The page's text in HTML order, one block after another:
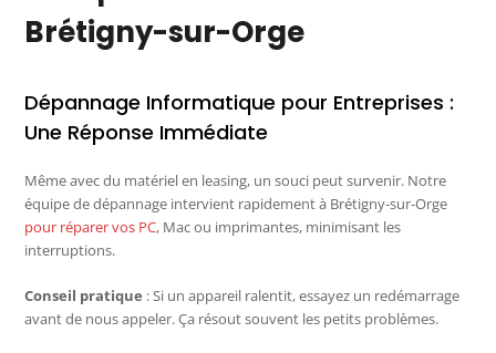
Brétigny-sur-Orge
Dépannage Informatique pour Entreprises :
Une Réponse Immédiate
Même avec du matériel en leasing, un souci peut survenir. Notre
équipe de dépannage intervient rapidement à Brétigny-sur-Orge
pour réparer vos PC, Mac ou imprimantes, minimisant les
interruptions.
Conseil pratique : Si un appareil ralentit, essayez un redémarrage
avant de nous appeler. Ça résout souvent les petits problèmes.